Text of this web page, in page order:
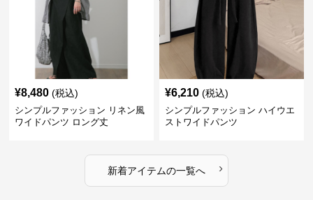
¥8,480 (税込)
シンプルファッション リネン風
ワイドパンツ ロング丈
¥6,210 (税込)
シンプルファッション ハイウエ
ストワイドパンツ
新着アイテムの一覧へ ›